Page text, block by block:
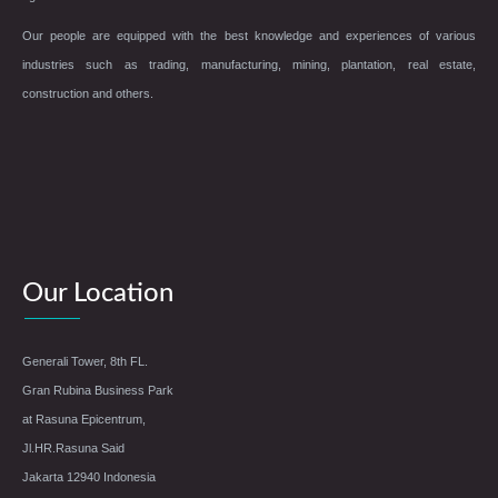
Our people are equipped with the best knowledge and experiences of various
industries such as trading, manufacturing, mining, plantation, real estate,
construction and others.
Our Location
Generali Tower, 8th FL.
Gran Rubina Business Park
at Rasuna Epicentrum,
Jl.HR.Rasuna Said
Jakarta 12940 Indonesia